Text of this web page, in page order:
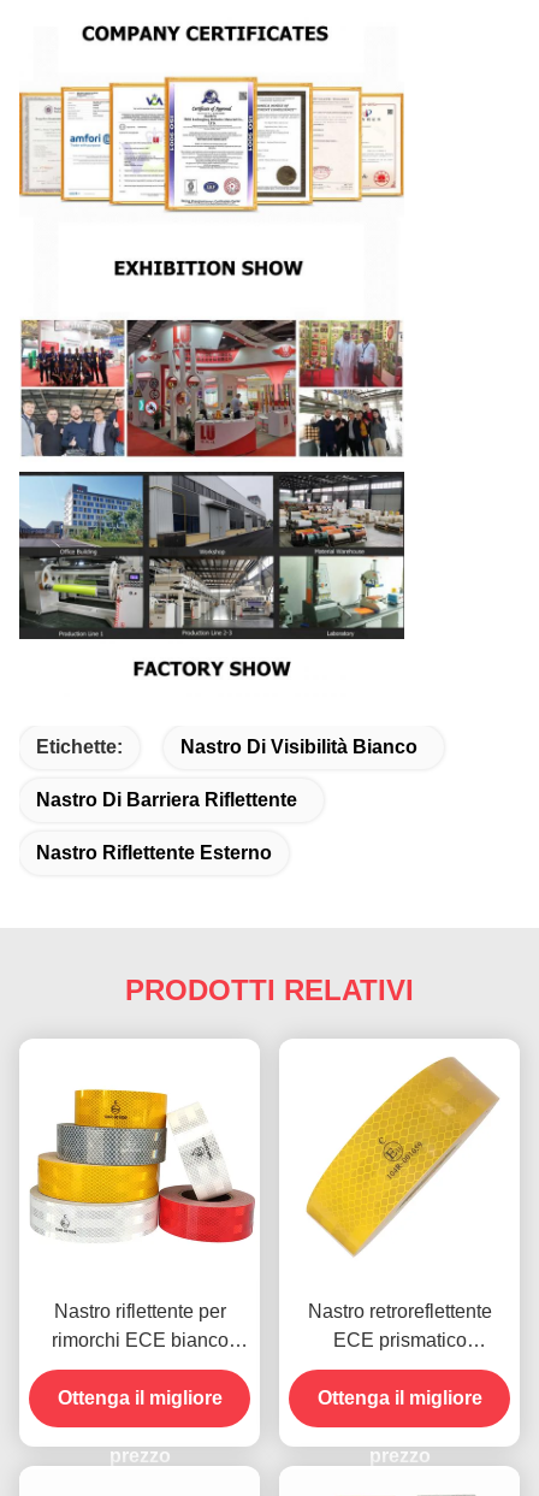
Etichette: Nastro Di Visibilità Bianco
Nastro Di Barriera Riflettente
Nastro Riflettente Esterno
PRODOTTI RELATIVI
Nastro riflettente per
rimorchi ECE bianco
giallo rosso
Ottenga il migliore
prezzo
Nastro retroreflettente
ECE prismatico
stampabile ad alta
intensità
Ottenga il migliore
prezzo